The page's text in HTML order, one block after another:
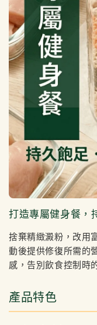
打造專屬健身餐，
捨棄精緻澱粉，改用
動後提供修復所需的
感，告別飲食控制時
產品特色